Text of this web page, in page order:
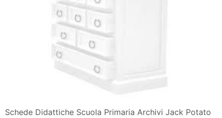
Schede Didattiche Scuola Primaria Archivi Jack Potato